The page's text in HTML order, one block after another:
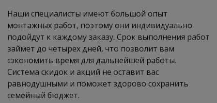
Наши специалисты имеют большой опыт
монтажных работ, поэтому они индивидуально
подойдут к каждому заказу. Срок выполнения работ
займет до четырех дней, что позволит вам
сэкономить время для дальнейшей работы.
Система скидок и акций не оставит вас
равнодушными и поможет здорово сохранить
семейный бюджет.